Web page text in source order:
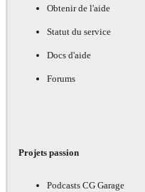
Obtenir de l'aide
Statut du service
Docs d'aide
Forums
Projets passion
Podcasts CG Garage